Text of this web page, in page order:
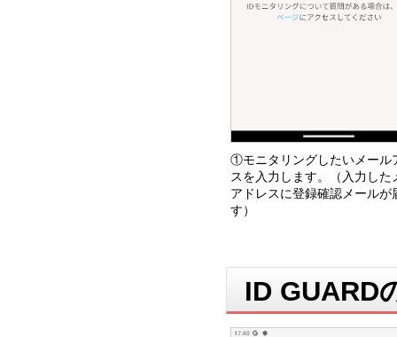
①モニタリングしたいメール
スを入力します。（入力した
アドレスに登録確認メールが
す）
ID GUARD